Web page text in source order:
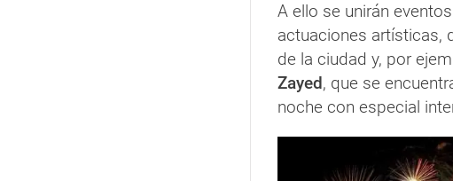
A ello se unirán
actuaciones artísticas,
de la ciudad y, por
Zayed, que se
noche con especial